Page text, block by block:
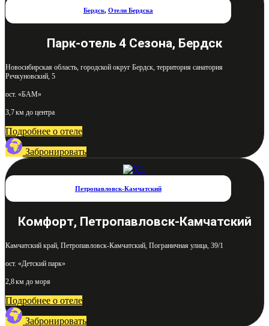
Бердск, Отели Бердска
Парк-отель 4 Сезона, Бердск
Новосибирская область, городской округ Бердск, территория санатория
Речкуновский, 5
ост. «БАМ»
3,7 км до центра
Подробнее о отеле
Забронировать
Петропавловск-Камчатский
Комфорт, Петропавловск-Камчатский
Камчатский край, Петропавловск-Камчатский, Пограничная улица, 39/1
ост. «Детский парк»
2,8 км до моря
Подробнее о отеле
Забронировать